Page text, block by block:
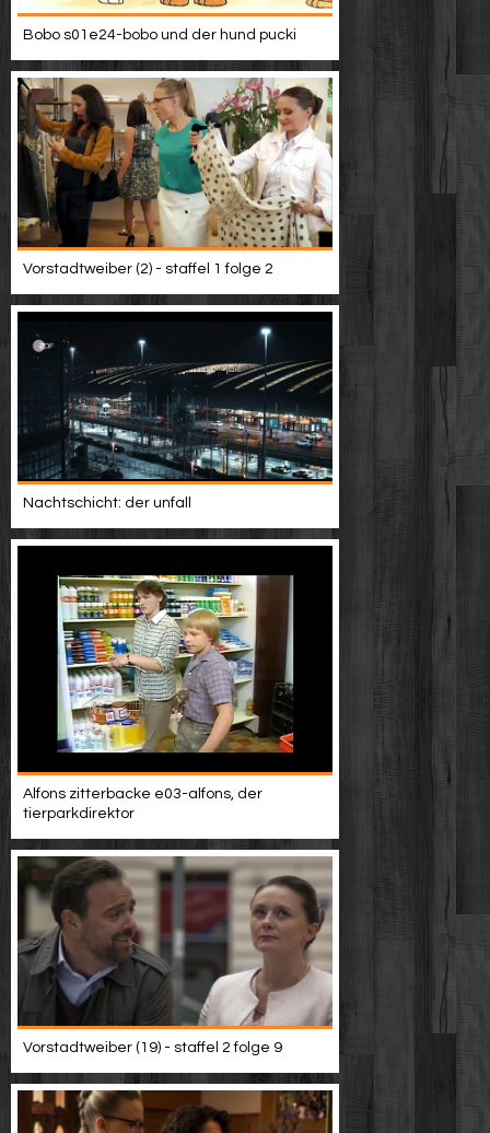
Bobo s01e24-bobo und der hund pucki
Vorstadtweiber (2) - staffel 1 folge 2
Nachtschicht: der unfall
Alfons zitterbacke e03-alfons, der
tierparkdirektor
Vorstadtweiber (19) - staffel 2 folge 9